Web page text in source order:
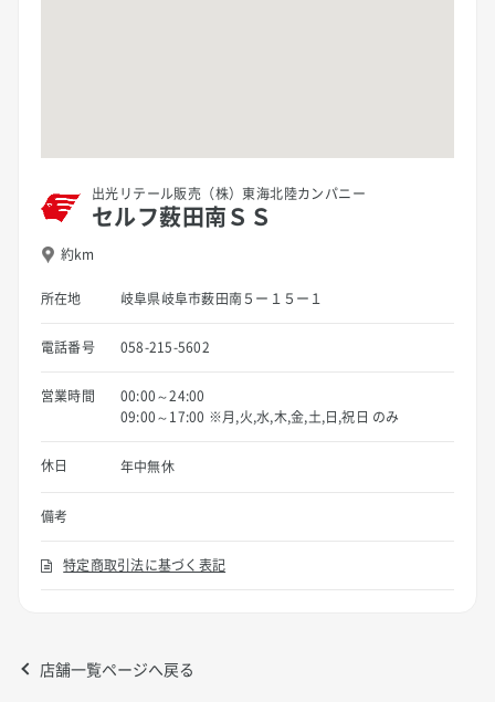
出光リテール販売（株）東海北陸カンパニー
セルフ薮田南ＳＳ
約km
所在地 岐阜県岐阜市薮田南５ー１５ー１
電話番号 058-215-5602
営業時間
00:00～24:00
09:00～17:00 ※月,火,水,木,金,土,日,祝日 のみ
休日 年中無休
備考
特定商取引法に基づく表記
店舗一覧ページへ戻る